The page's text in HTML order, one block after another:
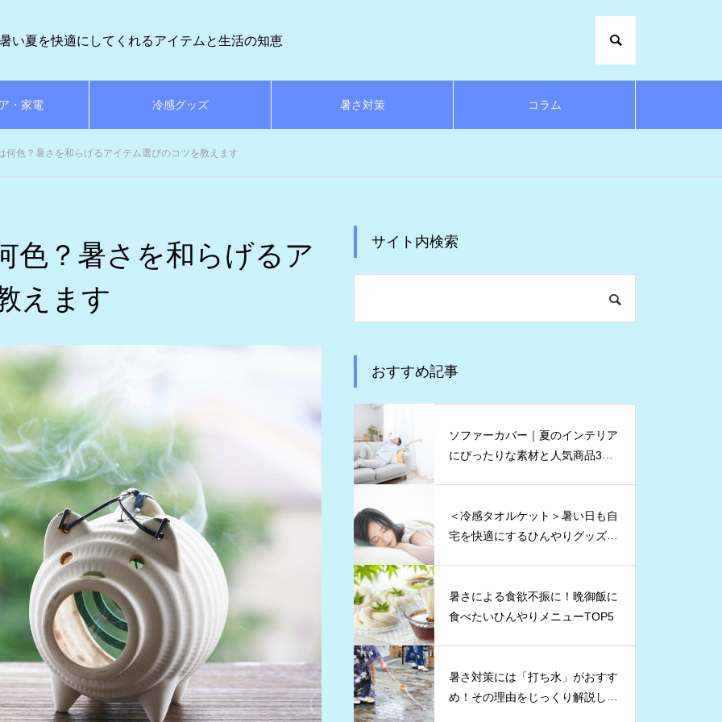
暑い夏を快適にしてくれるアイテムと生活の知恵
・家電 冷感グッズ 暑さ対策 コラム
何色？暑さを和らげるアイテム選びのコツを教えます
色？暑さを和らげるア
えます
サイト内検索
おすすめ記事
ソファーカバー｜夏のインテリア
にぴったりな素材と人気商品3点
＜冷感タオルケット＞暑い日も自
宅を快適にするひんやりグッズ5
暑さによる食欲不振に！晩御飯に
食べたいひんやりメニューTOP5
暑さ対策には「打ち水」がおすす
め！その理由をじっくり解説しま